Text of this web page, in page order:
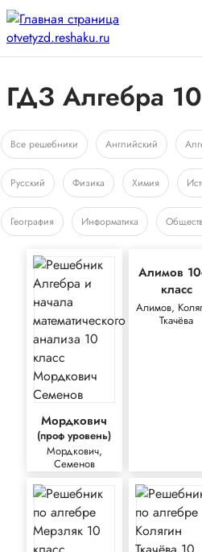
ГДЗ Алгебра
Все решебники Английский
Русский Физика Химия
География Информатика
Мордкович
(проф уровень)
Мордкович,
Семенов
Алимов
класс
Алимов,
Ткачёва